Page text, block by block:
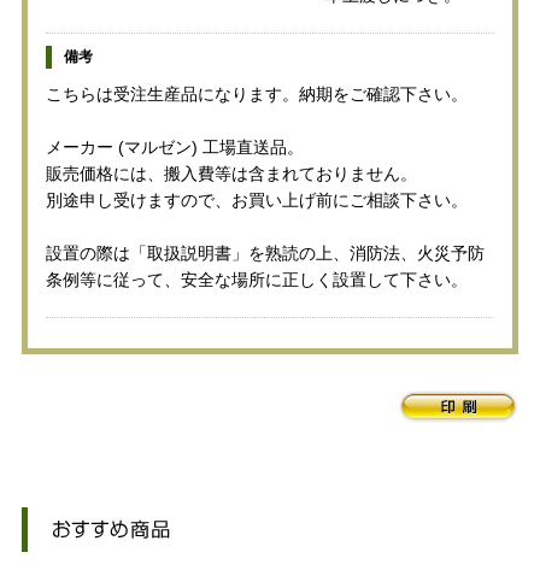
備考
こちらは受注生産品になります。納期をご確認下さい。
メーカー (マルゼン) 工場直送品。
販売価格には、搬入費等は含まれておりません。
別途申し受けますので、お買い上げ前にご相談下さい。
設置の際は「取扱説明書」を熟読の上、消防法、火災予防
条例等に従って、安全な場所に正しく設置して下さい。